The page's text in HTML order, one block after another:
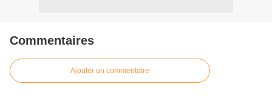
Commentaires
Ajouter un commentaire